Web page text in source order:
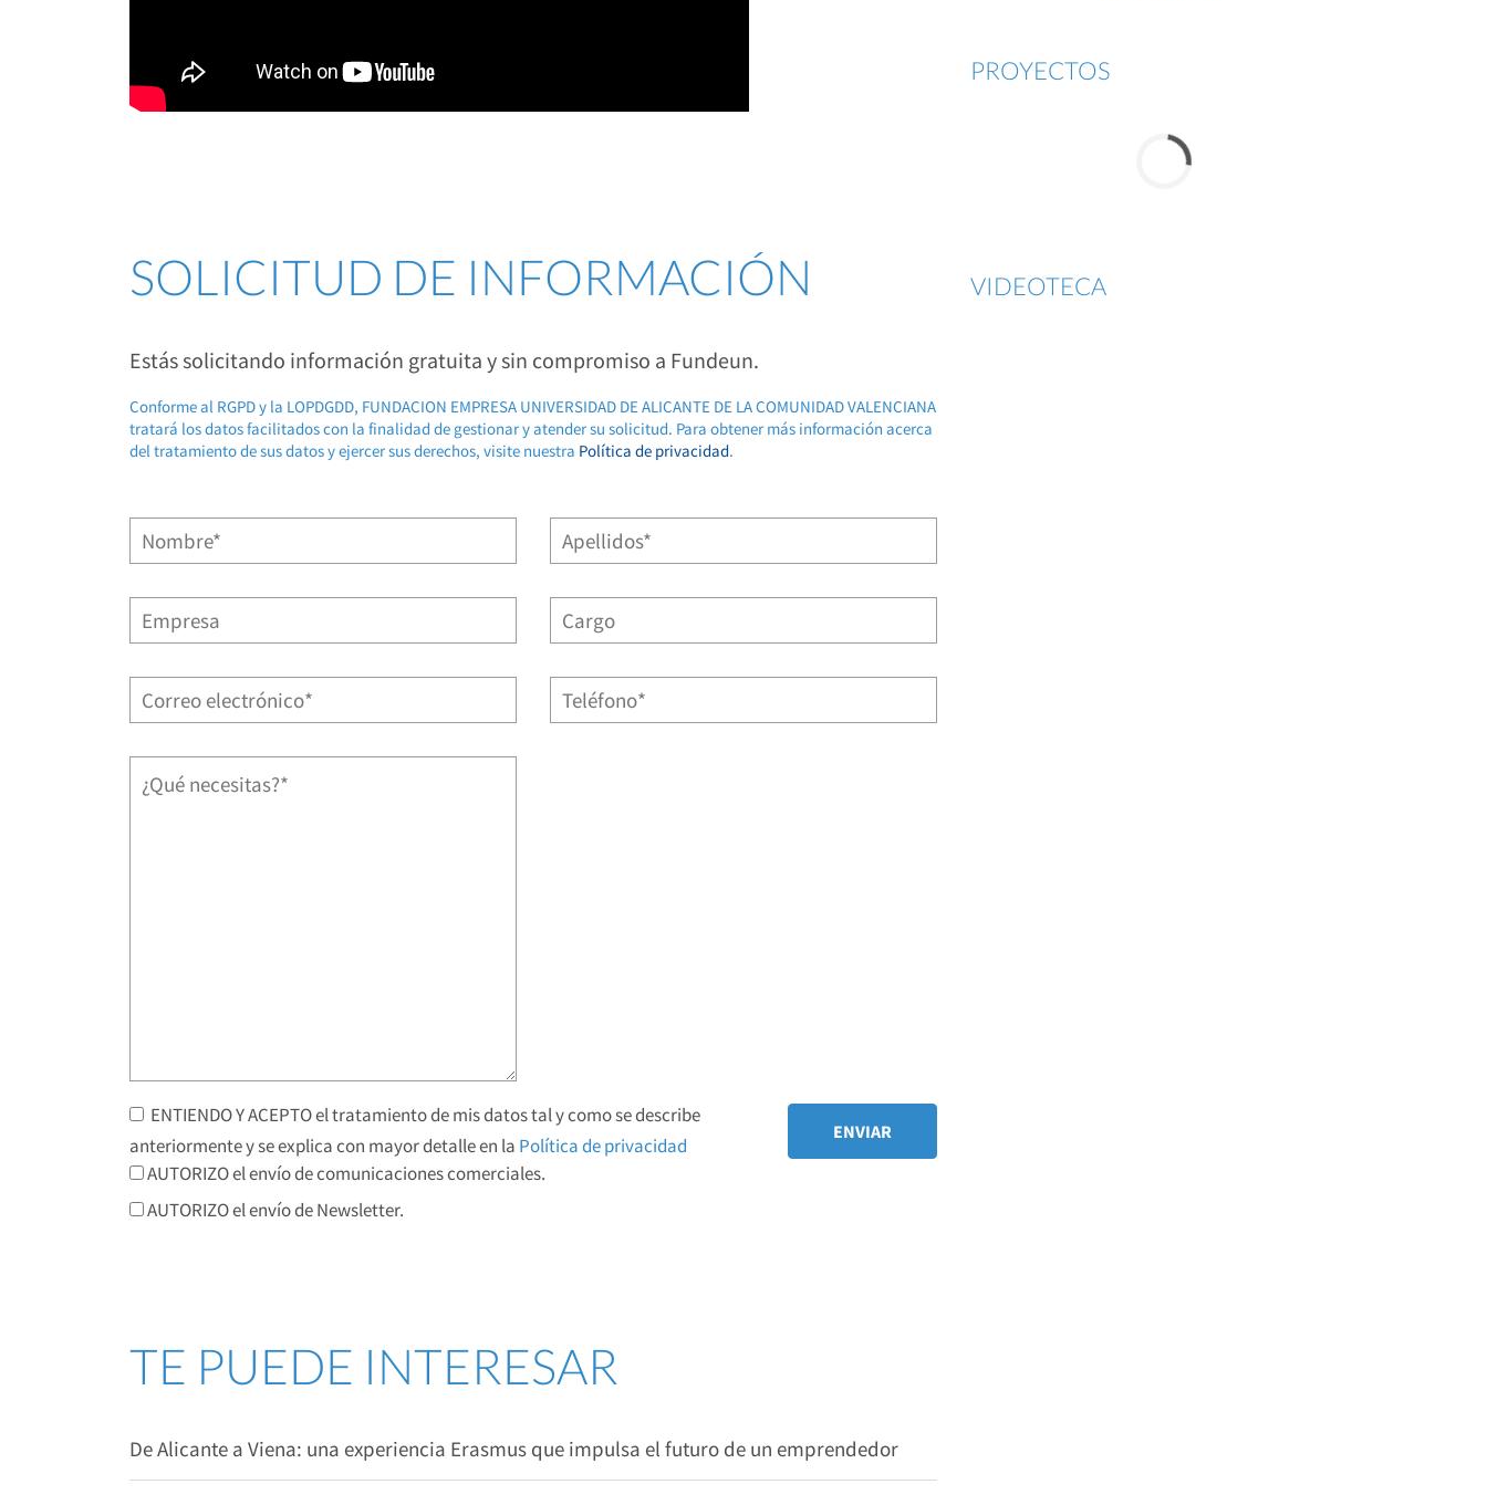
SOLICITUD DE INFORMACIÓN
Estás solicitando información gratuita y sin compromiso a Fundeun.
Conforme al RGPD y la LOPDGDD, FUNDACION EMPRESA UNIVERSIDAD DE ALICANTE DE LA COMUNIDAD VALENCIANA
tratará los datos facilitados con la finalidad de gestionar y atender su solicitud. Para obtener más información acerca
del tratamiento de sus datos y ejercer sus derechos, visite nuestra Política de privacidad.
ENTIENDO Y ACEPTO el tratamiento de mis datos tal y como se describe
anteriormente y se explica con mayor detalle en la Política de privacidad
AUTORIZO el envío de comunicaciones comerciales.
AUTORIZO el envío de Newsletter.
TE PUEDE INTERESAR
De Alicante a Viena: una experiencia Erasmus que impulsa el futuro de un emprendedor
PROYECTOS
VIDEOTECA